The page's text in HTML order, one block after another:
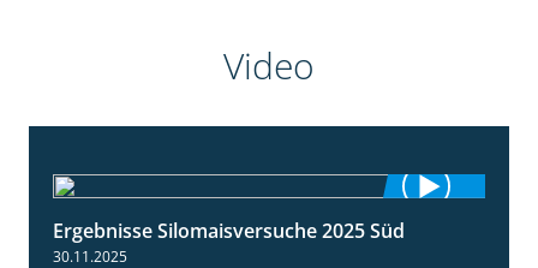
Video
Ergebnisse Silomaisversuche 2025 Süd
30.11.2025